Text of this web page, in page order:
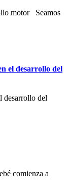
motor Seamos
el desarrollo del
desarrollo del
comienza a